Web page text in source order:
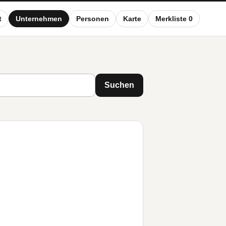
Unternehmen Personen Karte Merkliste 0
Suchen